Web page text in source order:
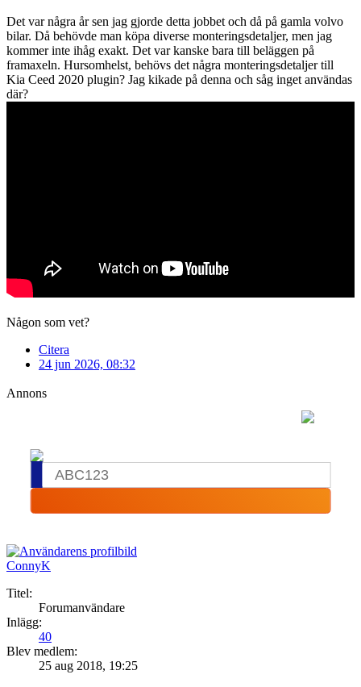
Det var några år sen jag gjorde detta jobbet och då på gamla volvo
bilar. Då behövde man köpa diverse monteringsdetaljer, men jag
kommer inte ihåg exakt. Det var kanske bara till beläggen på
framaxeln. Hursomhelst, behövs det några monteringsdetaljer till
Kia Ceed 2020 plugin? Jag kikade på denna och såg inget användas
där?
Någon som vet?
Citera
24 jun 2026, 08:32
Annons
ConnyK
Titel:
Forumanvändare
Inlägg:
40
Blev medlem:
25 aug 2018, 19:25